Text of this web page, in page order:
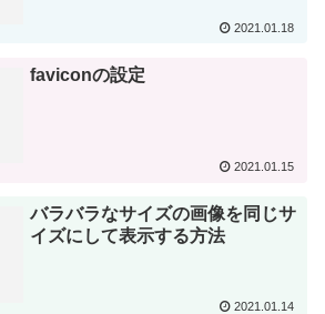
2021.01.18
faviconの設定
2021.01.15
バラバラなサイズの画像を同じサ
イズにして表示する方法
2021.01.14